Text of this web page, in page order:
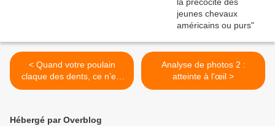
< Quand votre poulain
claque des dents, ce n’est
pas de la peur !
Analyse de photos 2 :
atteinte à l'œil >
Hébergé par Overblog